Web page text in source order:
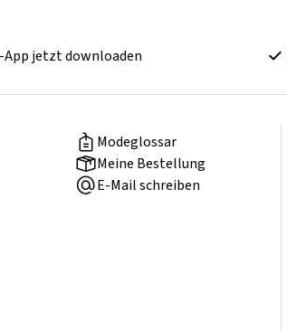
App jetzt downloaden
Modeglossar
Meine Bestellung
E-Mail schreiben